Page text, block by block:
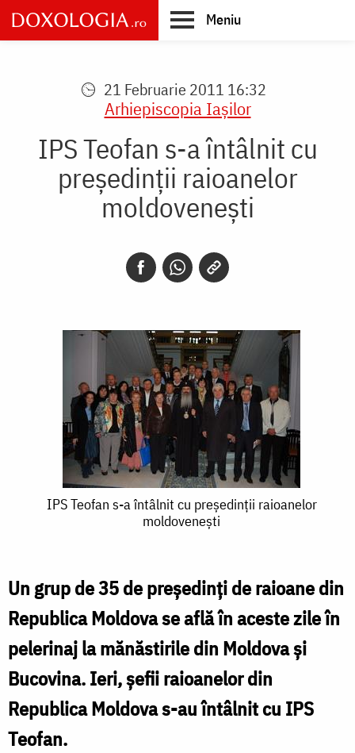
Skip
to
main
Meniu
21 Februarie 2011 16:32
Arhiepiscopia Iaşilor
IPS Teofan s-a întâlnit cu
președinții raioanelor
moldovenești
IPS
a
întâlnit
cu
președinții
raioanelor
moldovenești
IPS Teofan s-a întâlnit cu președinții raioanelor
moldovenești
Un grup de 35 de președinți de raioane din
Republica Moldova se află în aceste zile în
pelerinaj la mănăstirile din Moldova și
Bucovina. Ieri, șefii raioanelor din
Republica Moldova s-au întâlnit cu IPS
Teofan.